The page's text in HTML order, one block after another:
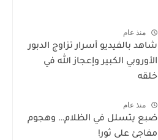
منذ عام
شاهد بالفيديو أسرار تزاوج الدبور
الأوروبي الكبير وإعجاز الله في
خلقه
منذ عام
ضبع يتسلل في الظلام… وهجوم
مفاجئ على ثور!